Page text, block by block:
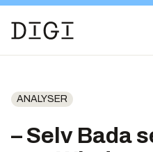
ANALYSER
– Selv Bada